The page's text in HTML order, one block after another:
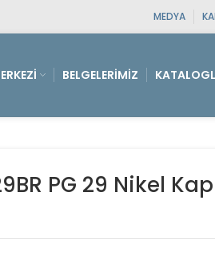
MEDYA
BELGELERIMIZ
PG 29 Nikel